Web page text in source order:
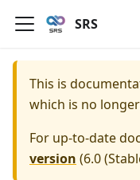
SRS
This is
which is no
For up-to-date
version (6.0